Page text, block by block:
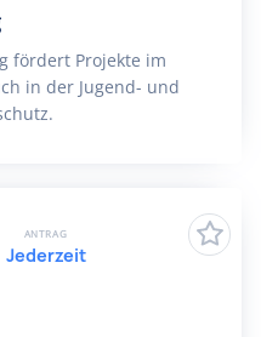
fördert Projekte im
in der Jugend- und
ANTRAG
Jederzeit